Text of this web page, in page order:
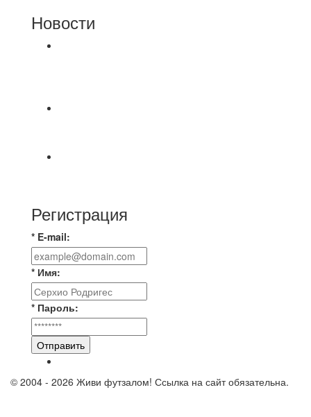
Новости
Регистрация
* E-mail:
* Имя:
* Пароль:
Отправить
© 2004 - 2026 Живи футзалом! Ссылка на сайт обязательна.